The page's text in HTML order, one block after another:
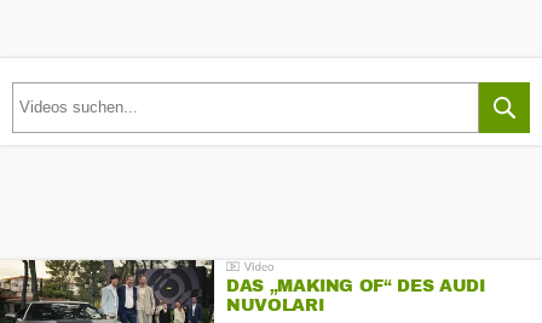
DAS „MAKING OF“ DES AUDI
NUVOLARI